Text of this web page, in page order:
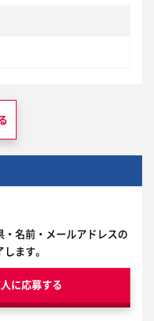
名前・メールアドレスの
ます。
に応募する